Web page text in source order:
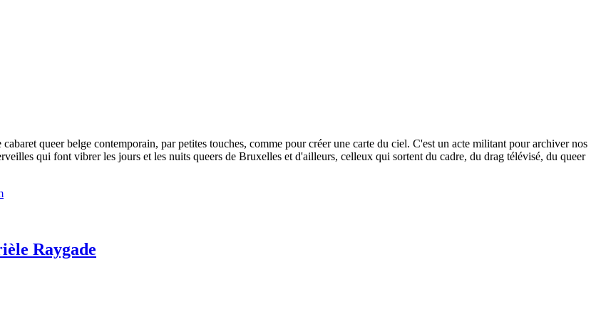
queer belge contemporain, par petites touches, comme pour créer une carte du ciel. C'est un acte militant pour archiver nos
qui font vibrer les jours et les nuits queers de Bruxelles et d'ailleurs, celleux qui sortent du cadre, du drag télévisé, du queer
Raygade